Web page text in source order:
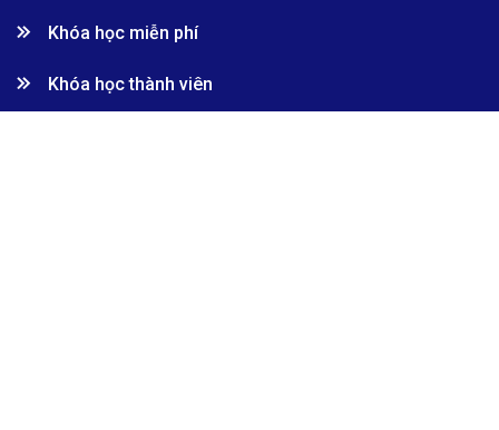
Khóa học miễn phí
Khóa học thành viên